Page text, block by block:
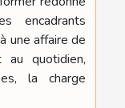
encadrants
une affaire de
au quotidien,
la charge